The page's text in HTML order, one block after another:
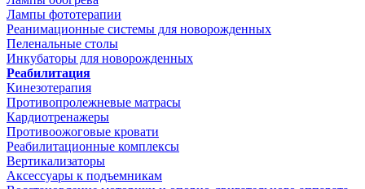
Лампы фототерапии
Реанимационные системы для новорожденных
Пеленальные столы
Инкубаторы для новорожденных
Реабилитация
Кинезотерапия
Противопролежневые матрасы
Кардиотренажеры
Противоожоговые кровати
Реабилитационные комплексы
Вертикализаторы
Аксессуары к подъемникам